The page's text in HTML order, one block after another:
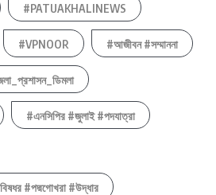
#PATUAKHALINEWS
#VPNOOR #আজীবন #সম্মাননা
#এনসিপির #জুলাই #পদযাত্রা
#পদ্মগোখরা #উদ্ধার